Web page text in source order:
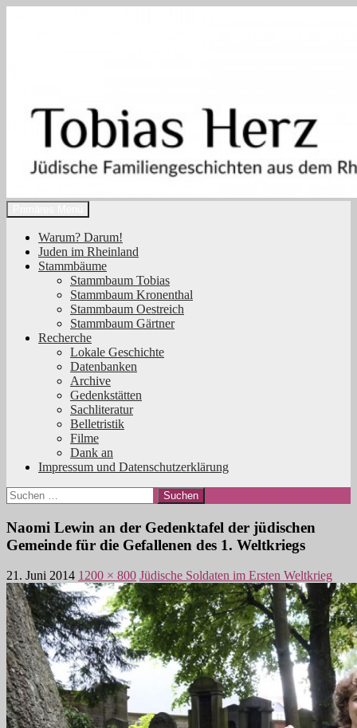
Tobias Herz
Suchen
Warum? Darum!
Juden im Rheinland
Stammbäume
Stammbaum Tobias
Stammbaum Kronenthal
Stammbaum Oestreich
Stammbaum Gärtner
Recherche
Lokale Geschichte
Datenbanken
Archive
Gedenkstätten
Sachliteratur
Belletristik
Filme
Dank an
Impressum und Datenschutzerklärung
Suchen
nach:
Naomi Lewin an der Gedenktafel der jüdischen
Gemeinde für die Gefallenen des 1. Weltkriegs
21. Juni 2014 1200 × 800 Jüdische Soldaten im Ersten Weltkrieg